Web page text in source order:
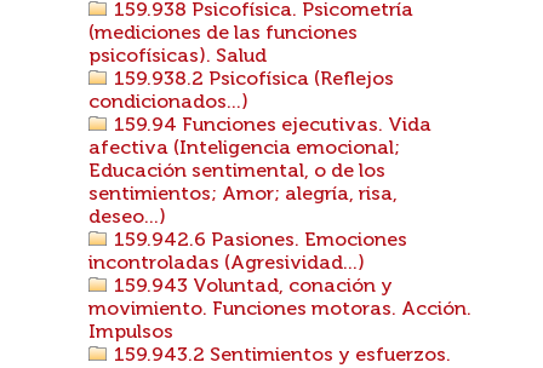
159.938 Psicofísica. Psicometría
(mediciones de las funciones
psicofísicas). Salud
159.938.2 Psicofísica (Reflejos
condicionados...)
159.94 Funciones ejecutivas. Vida
afectiva (Inteligencia emocional;
Educación sentimental, o de los
sentimientos; Amor; alegría, risa,
deseo...)
159.942.6 Pasiones. Emociones
incontroladas (Agresividad...)
159.943 Voluntad, conación y
movimiento. Funciones motoras. Acción.
Impulsos
159.943.2 Sentimientos y esfuerzos.